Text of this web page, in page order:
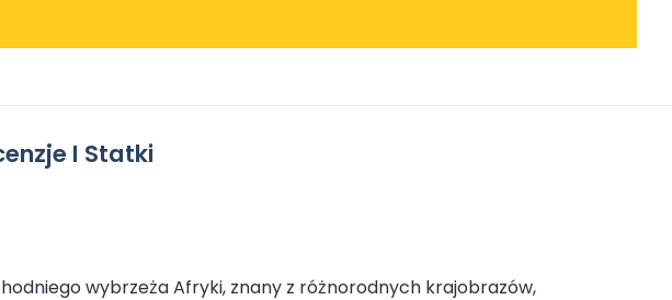
I Statki
wybrzeża Afryki, znany z różnorodnych krajobrazów,